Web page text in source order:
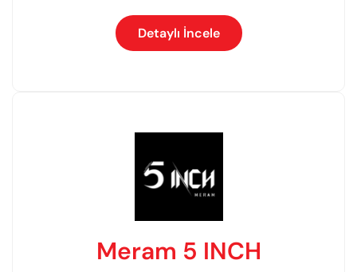
Detaylı İncele
Meram 5 INCH